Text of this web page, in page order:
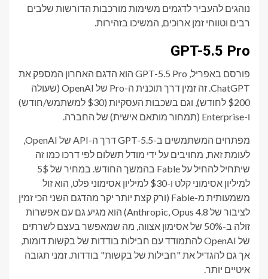
נוהגים להעביר לדגמים משימות מורכבות הדורשות שלבים
רבים וטווחי זמן ארוכים, המשיכו בזהירות.
GPT-5.5 Pro
פורסם באפריל, GPT-5.5 Pro הוא הדגם האחרון המספק את
ChatGPT. זה זמין דרך תוכנית ה-Pro של OpenAI (שעולה
$200 לחודש), וגם בשכבות העסקיות ($30 למשתמש/חודש)
ו-Enterprise (תמחור מותאם אישית) של החברה.
מפתחים המשתמשים ב-GPT-5.5 דרך ה-API של OpenAI,
לעומת זאת, מחויבים על ידי מודל תשלום לפי דרכו כמו זה
שיתחיל להחיל על Fable בהמשך החודש. במחיר של 5$
למיליון אסימוני קלט ו-$30 למיליון אסימוני פלט, הוא זול
משמעותית מ-Fable (ורק קצת יותר יקר מהדגם השני הכי זמין
לציבור של Anthropic, Opus 4.8) הוא מגיע גם עם אפשרות
זולה ב-50% של אסימון אצווה, מה שמאפשר בעצם לשרתים
של OpenAI להתמודד עם חבילות בודדות של בקשות דומות,
אך גם להגדיל את "חבילות של בקשות" בודדות. זמני תגובה
איטיים יותר.